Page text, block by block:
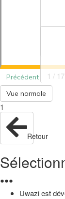
Précédent 1 / 17
Vue normale
1
Retour
●●●
Uwazi est